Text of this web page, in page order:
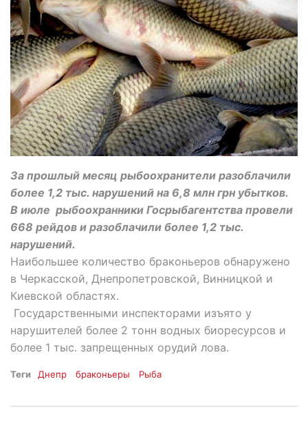
За прошлый месяц рыбоохранители разоблачили
более 1,2 тыс. нарушений на 6,8 млн грн убытков.
В июле рыбоохранники Госрыбагентства провели
668 рейдов и разоблачили более 1,2 тыс.
нарушений.
Наибольшее количество браконьеров обнаружено
в Черкасской, Днепропетровской, Винницкой и
Киевской областях.
Государственными инспекторами изъято у
нарушителей более 2 тонн водных биоресурсов и
более 1 тыс. запрещенных орудий лова.
Теги Днепр браконьеры Рыба